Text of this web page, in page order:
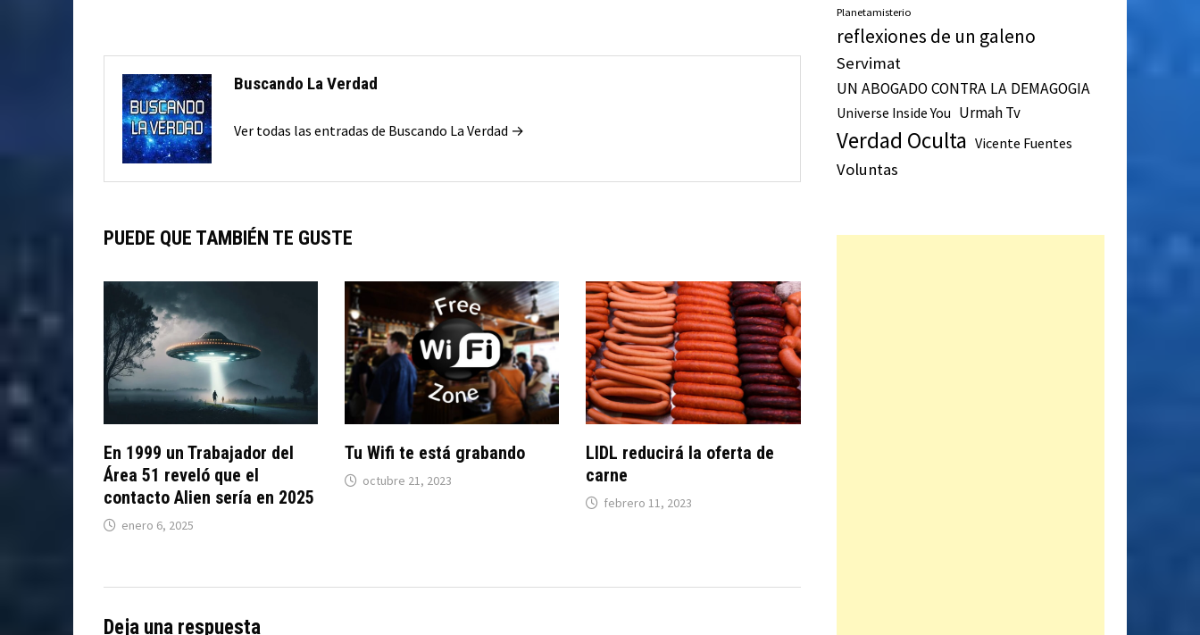
Buscando La Verdad
Ver todas las entradas de Buscando La Verdad →
PUEDE QUE TAMBIÉN TE GUSTE
En 1999 un Trabajador del
Área 51 reveló que el
contacto Alien sería en 2025
enero 6, 2025
Tu Wifi te está grabando
octubre 21, 2023
LIDL reducirá la oferta de
carne
febrero 11, 2023
Deja una respuesta
Planetamisterio
reflexiones de un galeno
Servimat
UN ABOGADO CONTRA LA DEMAGOGIA
Universe Inside You Urmah Tv
Verdad Oculta Vicente Fuentes
Voluntas